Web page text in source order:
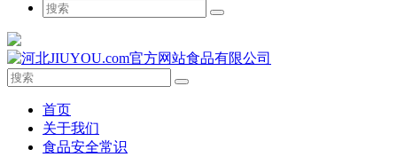
首页
关于我们
食品安全常识